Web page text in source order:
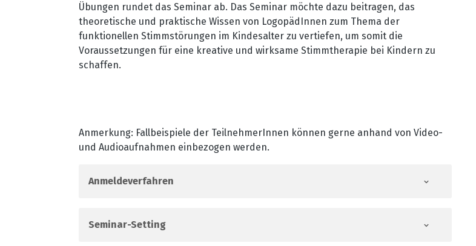
Übungen rundet das Seminar ab. Das Seminar möchte dazu beitragen, das
theoretische und praktische Wissen von LogopädInnen zum Thema der
funktionellen Stimmstörungen im Kindesalter zu vertiefen, um somit die
Voraussetzungen für eine kreative und wirksame Stimmtherapie bei Kindern zu
schaffen.
Anmerkung: Fallbeispiele der TeilnehmerInnen können gerne anhand von Video-
und Audioaufnahmen einbezogen werden.
Anmeldeverfahren
Seminar-Setting